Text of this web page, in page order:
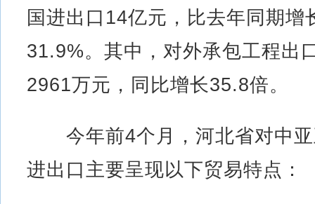
国进出口14亿元，比去年同期增
31.9%。其中，对外承包工程出
2961万元，同比增长35.8倍。
今年前4个月，河北省对中亚
进出口主要呈现以下贸易特点：